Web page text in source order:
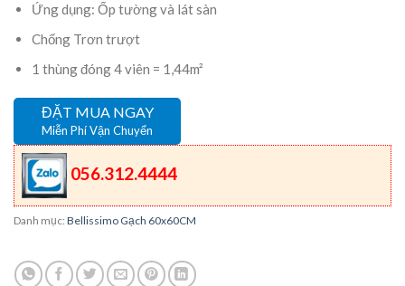
Ứng dụng: Ốp tường và lát sàn
Chống Trơn trượt
1 thùng đóng 4 viên = 1,44m²
ĐẶT MUA NGAY
Miễn Phí Vận Chuyển
056.312.4444
Danh mục: Bellissimo Gạch 60x60CM